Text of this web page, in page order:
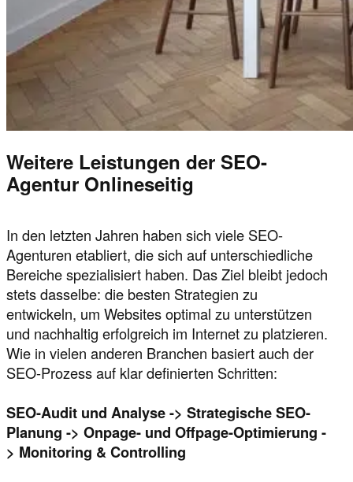
Weitere Leistungen der SEO-
Agentur Onlineseitig
In den letzten Jahren haben sich viele SEO-
Agenturen etabliert, die sich auf unterschiedliche
Bereiche spezialisiert haben. Das Ziel bleibt jedoch
stets dasselbe: die besten Strategien zu
entwickeln, um Websites optimal zu unterstützen
und nachhaltig erfolgreich im Internet zu platzieren.
Wie in vielen anderen Branchen basiert auch der
SEO-Prozess auf klar definierten Schritten:
SEO-Audit und Analyse -> Strategische SEO-
Planung -> Onpage- und Offpage-Optimierung -
> Monitoring & Controlling